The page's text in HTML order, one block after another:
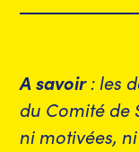
A savoir: les
du Comité de
ni motivées,